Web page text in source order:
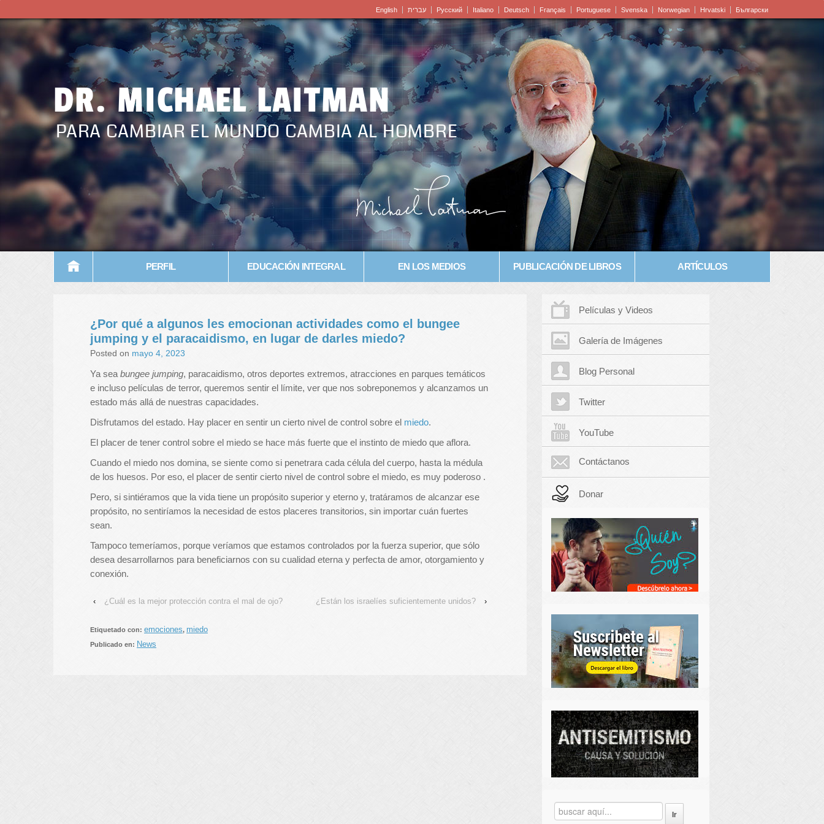
English עברית Pусский Italiano Deutsch Français Portuguese Svenska Norwegian Hrvatski Български
DR. MICHAEL LAITMAN
PARA CAMBIAR EL MUNDO CAMBIA AL HOMBRE
PERFIL EDUCACIÓN INTEGRAL EN LOS MEDIOS PUBLICACIÓN DE LIBROS ARTÍCULOS
¿Por qué a algunos les emocionan actividades como el bungee
jumping y el paracaidismo, en lugar de darles miedo?
Posted on mayo 4, 2023
Ya sea bungee jumping, paracaidismo, otros deportes extremos, atracciones en parques temáticos
e incluso películas de terror, queremos sentir el límite, ver que nos sobreponemos y alcanzamos un
estado más allá de nuestras capacidades.
Disfrutamos del estado. Hay placer en sentir un cierto nivel de control sobre el miedo.
El placer de tener control sobre el miedo se hace más fuerte que el instinto de miedo que aflora.
Cuando el miedo nos domina, se siente como si penetrara cada célula del cuerpo, hasta la médula
de los huesos. Por eso, el placer de sentir cierto nivel de control sobre el miedo, es muy poderoso .
Pero, si sintiéramos que la vida tiene un propósito superior y eterno y, tratáramos de alcanzar ese
propósito, no sentiríamos la necesidad de estos placeres transitorios, sin importar cuán fuertes
sean.
Tampoco temeríamos, porque veríamos que estamos controlados por la fuerza superior, que sólo
desea desarrollarnos para beneficiarnos con su cualidad eterna y perfecta de amor, otorgamiento y
conexión.
‹ ¿Cuál es la mejor protección contra el mal de ojo? ¿Están los israelíes suficientemente unidos? ›
Etiquetado con: emociones, miedo
Publicado en: News
Películas y Videos
Galería de Imágenes
Blog Personal
Twitter
YouTube
Contáctanos
Donar